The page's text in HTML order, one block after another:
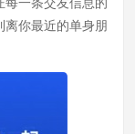
离你最近的单身朋